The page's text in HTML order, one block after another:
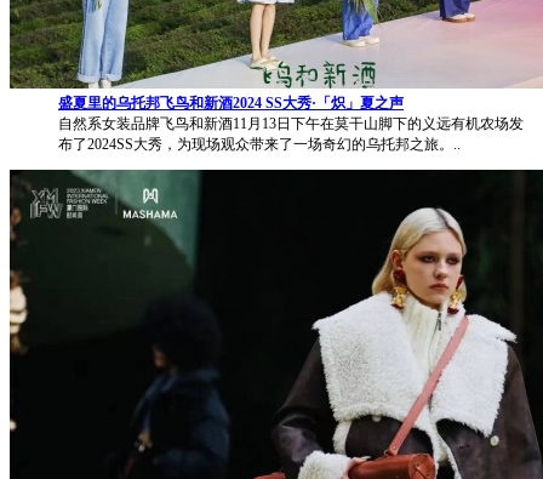
盛夏里的乌托邦飞鸟和新酒2024 SS大秀·「炽」夏之声
自然系女装品牌飞鸟和新酒11月13日下午在莫干山脚下的义远有机农场发
布了2024SS大秀，为现场观众带来了一场奇幻的乌托邦之旅。..